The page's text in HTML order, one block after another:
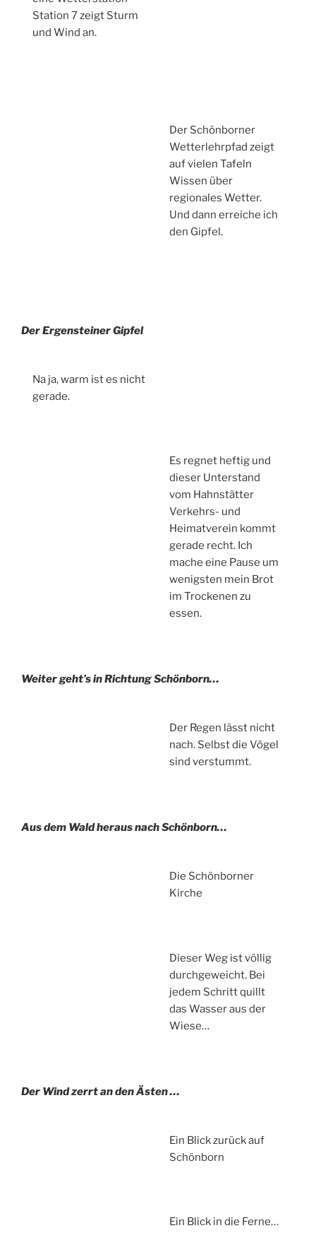
Station 7 zeigt Sturm
und Wind an.
Der Schönborner
Wetterlehrpfad zeigt
auf vielen Tafeln
Wissen über
regionales Wetter.
Und dann erreiche ich
den Gipfel.
Der Ergensteiner Gipfel
Na ja, warm ist es nicht
gerade.
Es regnet heftig und
dieser Unterstand
vom Hahnstätter
Verkehrs- und
Heimatverein kommt
gerade recht. Ich
mache eine Pause um
wenigsten mein Brot
im Trockenen zu
essen.
Weiter geht’s in Richtung Schönborn…
Der Regen lässt nicht
nach. Selbst die Vögel
sind verstummt.
Aus dem Wald heraus nach Schönborn…
Die Schönborner
Kirche
Dieser Weg ist völlig
durchgeweicht. Bei
jedem Schritt quillt
das Wasser aus der
Wiese…
Der Wind zerrt an den Ästen …
Ein Blick zurück auf
Schönborn
Ein Blick in die Ferne…